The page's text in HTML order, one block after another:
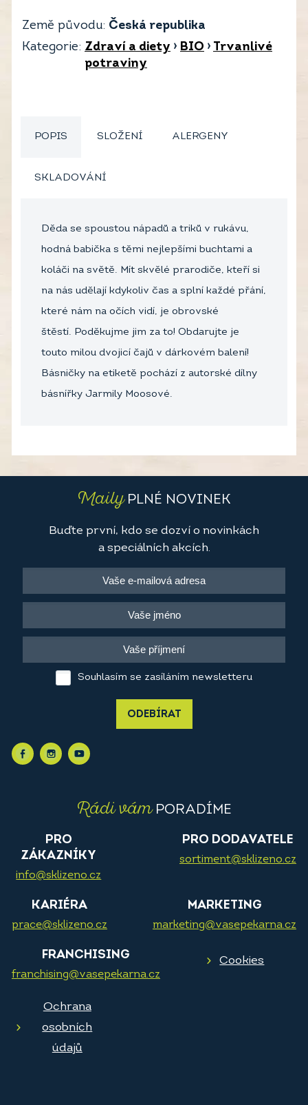
Země původu: Česká republika
Kategorie: Zdraví a diety › BIO › Trvanlivé
potraviny
POPIS SLOŽENÍ ALERGENY
SKLADOVÁNÍ
Děda se spoustou nápadů a triků v rukávu,
hodná babička s těmi nejlepšími buchtami a
koláči na světě. Mít skvělé prarodiče, kteří si
na nás udělají kdykoliv čas a splní každé přání,
které nám na očích vidí, je obrovské
štěstí. Poděkujme jim za to! Obdarujte je
touto milou dvojicí čajů v dárkovém balení!
Básničky na etiketě pochází z autorské dílny
básnířky Jarmily Moosové.
MailyPLNÉ NOVINEK
Buďte první, kdo se dozví o novinkách
a speciálních akcích.
Souhlasím se zasíláním newsletteru
ODEBÍRAT
Rádi vámPORADÍME
PRO
ZÁKAZNÍKY
info@sklizeno.cz
PRO DODAVATELE
sortiment@sklizeno.cz
KARIÉRA
prace@sklizeno.cz
MARKETING
marketing@vasepekarna.cz
FRANCHISING
franchising@vasepekarna.cz
Cookies
Ochrana
osobních
údajů